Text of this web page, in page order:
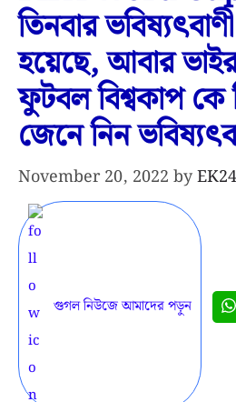
তিনবার
হয়েছে, আবার
ফুটবল বিশ্বকাপ
জেনে নিন
November 20, 2022 by
গুগল নিউজে আমাদের পড়ুন